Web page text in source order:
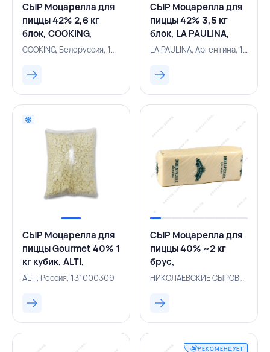
СЫР Моцарелла для
пиццы 42% 2,6 кг
блок, COOKING,
БЕЛАРУСЬ
COOKING, Белоруссия, 131000561
СЫР Моцарелла для
пиццы 42% 3,5 кг
блок, LA PAULINA,
АРГЕНТИНА
LA PAULINA, Аргентина, 131000365
СЫР Моцарелла для
пиццы Gourmet 40% 1
кг кубик, ALTI,
РОССИЯ
ALTI, Россия, 131000309
СЫР Моцарелла для
пиццы 40% ~2 кг
брус,
НИКОЛАЕВСКИЕ
РОССИЯ
НИКОЛАЕВСКИЕ СЫРОВАРНИ, Россия, 131001336
РЕКОМЕНДУЕТ